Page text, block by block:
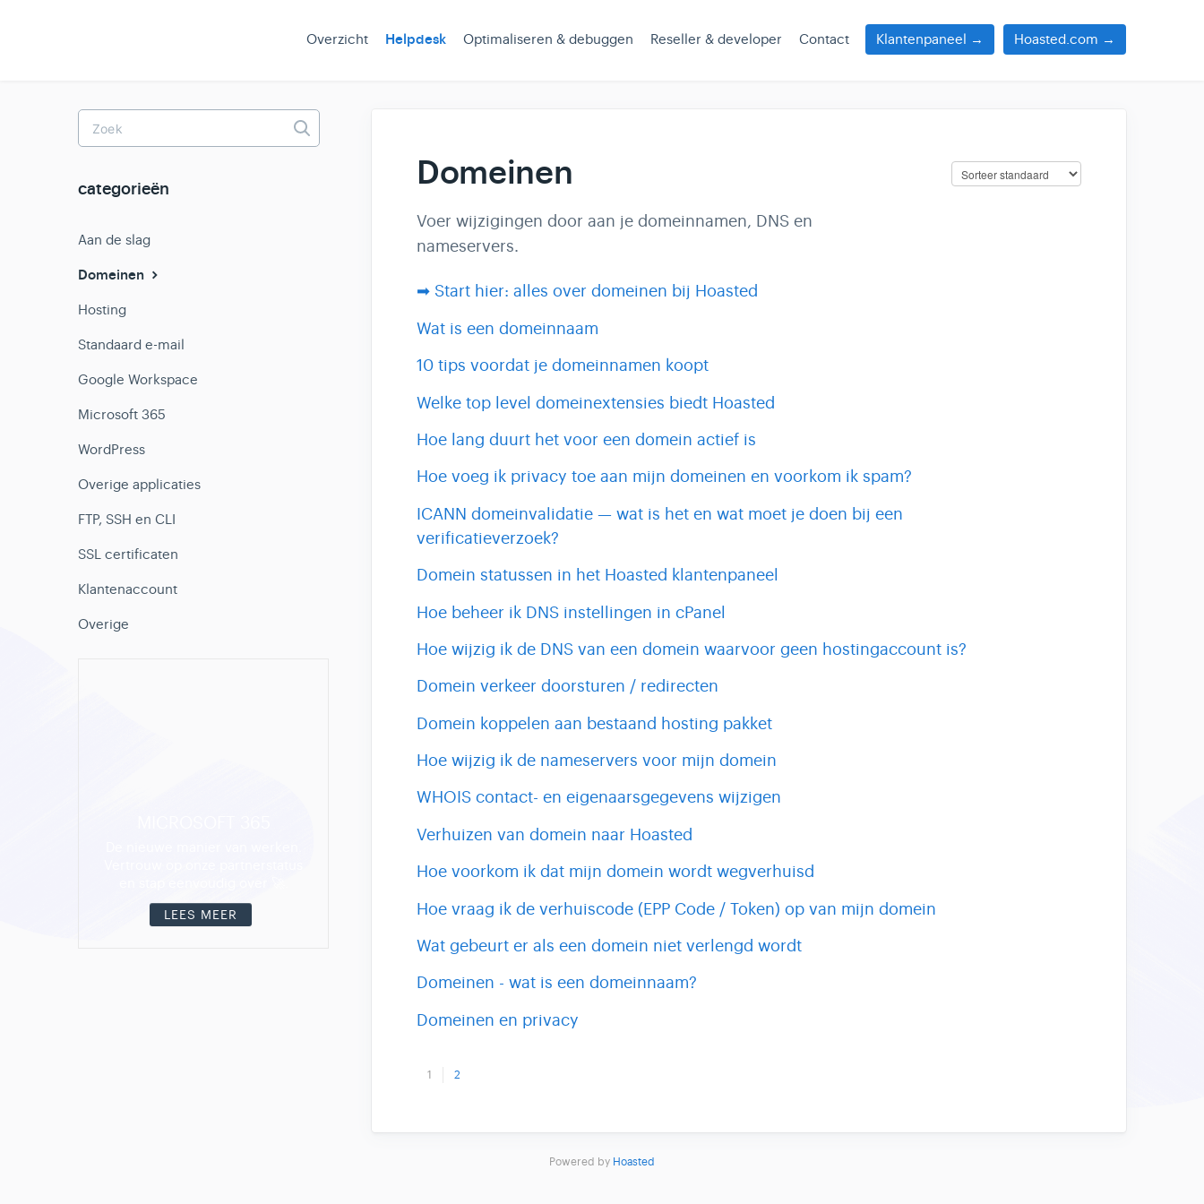
Overzicht Helpdesk Optimaliseren & debuggen Reseller & developer Contact Klantenpaneel → Hoasted.com →
Domeinen
Voer wijzigingen door aan je domeinnamen, DNS en
nameservers.
➡ Start hier: alles over domeinen bij Hoasted
Wat is een domeinnaam
10 tips voordat je domeinnamen koopt
Welke top level domeinextensies biedt Hoasted
Hoe lang duurt het voor een domein actief is
Hoe voeg ik privacy toe aan mijn domeinen en voorkom ik spam?
ICANN domeinvalidatie — wat is het en wat moet je doen bij een
verificatieverzoek?
Domein statussen in het Hoasted klantenpaneel
Hoe beheer ik DNS instellingen in cPanel
Hoe wijzig ik de DNS van een domein waarvoor geen hostingaccount is?
Domein verkeer doorsturen / redirecten
Domein koppelen aan bestaand hosting pakket
Hoe wijzig ik de nameservers voor mijn domein
WHOIS contact- en eigenaarsgegevens wijzigen
Verhuizen van domein naar Hoasted
Hoe voorkom ik dat mijn domein wordt wegverhuisd
Hoe vraag ik de verhuiscode (EPP Code / Token) op van mijn domein
Wat gebeurt er als een domein niet verlengd wordt
Domeinen - wat is een domeinnaam?
Domeinen en privacy
1 2
Toggle
Search
categorieën
Aan de slag
Domeinen
Hosting
Standaard e-mail
Google Workspace
Microsoft 365
WordPress
Overige applicaties
FTP, SSH en CLI
SSL certificaten
Klantenaccount
Overige
LEES MEER
Powered by Hoasted